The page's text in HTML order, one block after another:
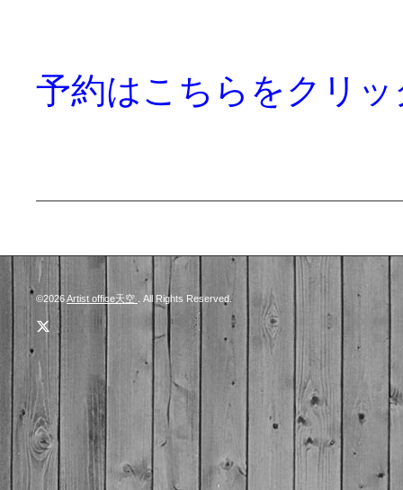
予約はこちらをクリッ
©2026Artist office天空 . All Rights Reserved.